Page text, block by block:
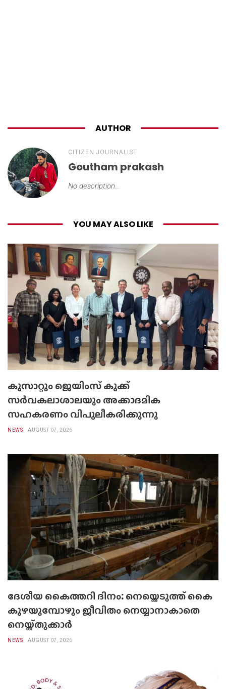
AUTHOR
CITIZEN JOURNALIST
Goutham prakash
No description...
YOU MAY ALSO LIKE
കുസാറ്റും ജെയിംസ് കുക്ക്
സർവകലാശാലയും അക്കാദമിക
സഹകരണം വിപുലീകരിക്കുന്നു
NEWS AUGUST 07, 2026
ദേശീയ കൈത്തറി ദിനം: നെയ്തെടുത്ത് കൈ
കുഴയുമ്പോഴും ജീവിതം നെയ്യാനാകാതെ
നെയ്ത്തുക്കാർ
NEWS AUGUST 07, 2026